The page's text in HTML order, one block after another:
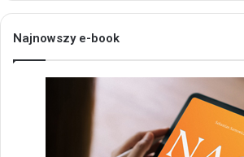
Najnowszy e-book